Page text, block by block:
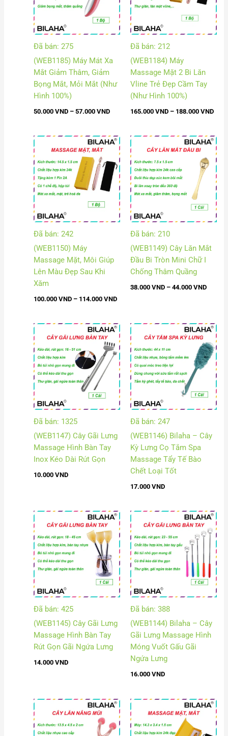
Đã bán: 275
(WEB1185) Máy Mát Xa
Mắt Giảm Thâm, Giảm
Bọng Mắt, Mỏi Mắt (Như
Hình 100%)
50.000VND – 57.000VND
Đã bán: 212
(WEB1184) Máy
Massage Mặt 2 Bi Lăn
Vline Trẻ Đẹp Cầm Tay
(Như Hình 100%)
165.000 VND – 188.000 VND
Đã bán: 242
(WEB1150) Máy
Massage Mặt, Môi Giúp
Lên Màu Đẹp Sau Khi
Xăm
100.000VND – 114.000VND
Khoảng
giá:
từ
100.000 VND
đến
114.000 VND
Đã bán: 210
(WEB1149) Cây Lăn Mắt
Đầu Bi Tròn Mini Chữ I
Chống Thâm Quầng
38.000 VND – 44.000 VND
Khoảng
giá:
từ
38.000
đến
Đã bán: 1325
(WEB1147) Cây Gãi Lưng
Massage Hình Bàn Tay
Inox Kéo Dài Rút Gọn
10.000VND
Đã bán: 247
(WEB1146) Bilaha – Cây
Kỳ Lưng Cọ Tắm Spa
Massage Tẩy Tế Bào
Chết Loại Tốt
17.000 VND
Đã bán: 425
(WEB1145) Cây Gãi Lưng
Massage Hình Bàn Tay
Rút Gọn Gãi Ngứa Lưng
14.000VND
Đã bán: 388
(WEB1144) Bilaha – Cây
Gãi Lưng Massage Hình
Móng Vuốt Gấu Gãi
Ngứa Lưng
16.000 VND
giá:
từ